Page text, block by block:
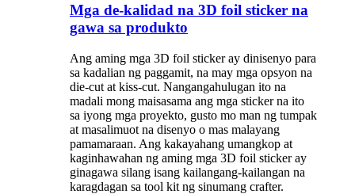
Mga de-kalidad na 3D foil sticker na
gawa sa produkto
Ang aming mga 3D foil sticker ay dinisenyo para
sa kadalian ng paggamit, na may mga opsyon na
die-cut at kiss-cut. Nangangahulugan ito na
madali mong maisasama ang mga sticker na ito
sa iyong mga proyekto, gusto mo man ng tumpak
at masalimuot na disenyo o mas malayang
pamamaraan. Ang kakayahang umangkop at
kaginhawahan ng aming mga 3D foil sticker ay
ginagawa silang isang kailangang-kailangan na
karagdagan sa tool kit ng sinumang crafter.